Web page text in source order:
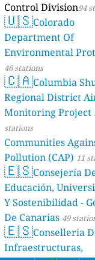
Control Division94
🇺🇸Colorado
Department Of
Environmental
46 stations
🇨🇦Columbia
Regional District
Monitoring Project
stations
Communities
Pollution (CAP) 11
🇪🇸Consejería
Educación,
Y Sostenibilidad -
De Canarias 49
🇪🇸Conselleria
Infraestructuras,